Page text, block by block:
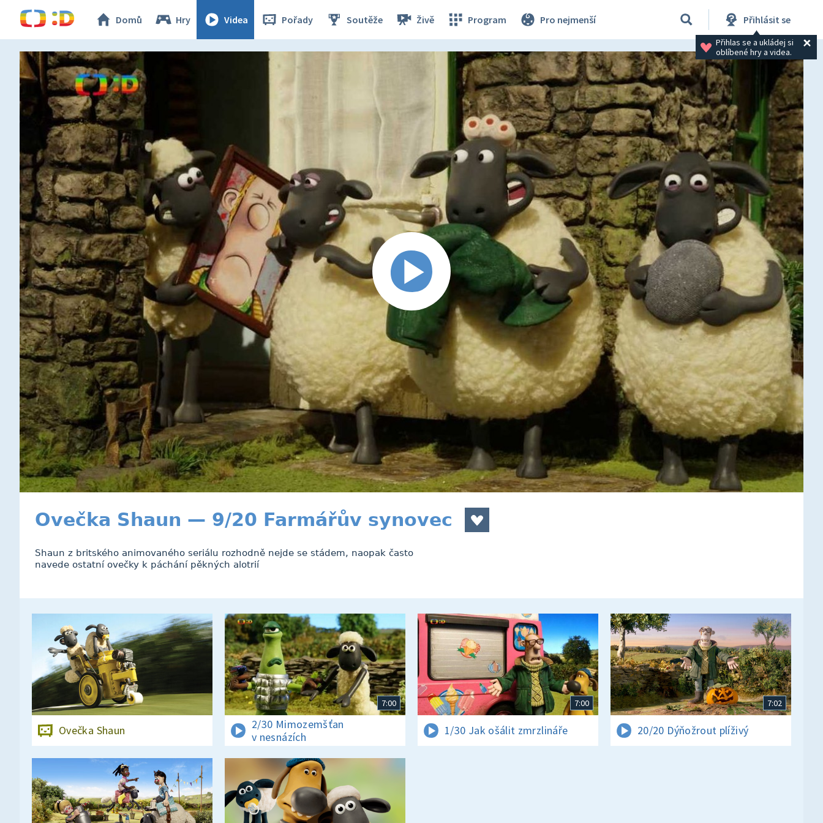
Domů Hry Videa Pořady Soutěže Živě Program Pro nejmenší Přihlásit se
Přihlas se a ukládej si
oblíbené hry a videa.
Ovečka Shaun — 9/20 Farmářův synovec
Shaun z britského animovaného seriálu rozhodně nejde se stádem, naopak často
navede ostatní ovečky k páchání pěkných alotrií
Ovečka Shaun
7:00
2/30 Mimozemšťan
v nesnázích
7:00
1/30 Jak ošálit zmrzlináře
7:02
20/20 Dýňožrout plíživý